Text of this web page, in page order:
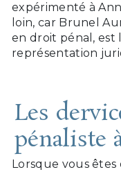
expérimenté à
loin, car Brunel
en droit pénal, est
représentation
Les
pénaliste
Lorsque vous